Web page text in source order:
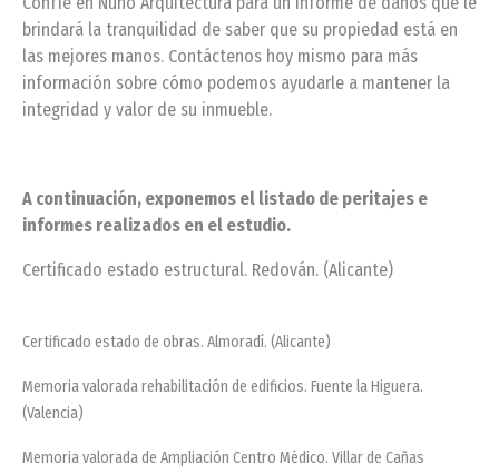
brindará la tranquilidad de saber que su propiedad está en
las mejores manos. Contáctenos hoy mismo para más
información sobre cómo podemos ayudarle a mantener la
integridad y valor de su inmueble.
A continuación, exponemos el listado de peritajes e
informes realizados en el estudio.
Certificado estado estructural. Redován. (Alicante)
Certificado estado de obras. Almoradí. (Alicante)
Memoria valorada rehabilitación de edificios. Fuente la Higuera.
(Valencia)
Memoria valorada de Ampliación Centro Médico. Villar de Cañas